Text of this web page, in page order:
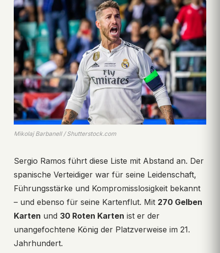
Mikolaj Barbanell / Shutterstock.com
Sergio Ramos führt diese Liste mit Abstand an. Der
spanische Verteidiger war für seine Leidenschaft,
Führungsstärke und Kompromisslosigkeit bekannt
– und ebenso für seine Kartenflut. Mit 270 Gelben
Karten und 30 Roten Karten ist er der
unangefochtene König der Platzverweise im 21.
Jahrhundert.